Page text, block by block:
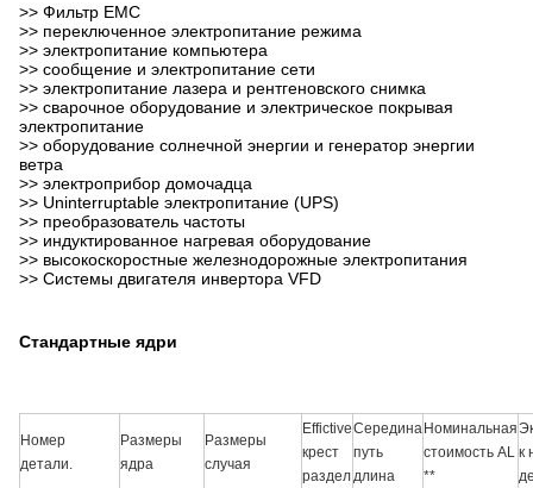
>> Фильтр EMC
>> переключенное электропитание режима
>> электропитание компьютера
>> сообщение и электропитание сети
>> электропитание лазера и рентгеновского снимка
>> сварочное оборудование и электрическое покрывая
электропитание
>> оборудование солнечной энергии и генератор энергии
ветра
>> электроприбор домочадца
>> Uninterruptable электропитание (UPS)
>> преобразователь частоты
>> индуктированное нагревая оборудование
>> высокоскоростные железнодорожные электропитания
>> Системы двигателя инвертора VFD
Стандартные ядри
Номер
детали.
Размеры
ядра
Размеры
случая
Effictive
крест
раздел
Середина
путь
длина
Номинальная
стоимость AL
**
к